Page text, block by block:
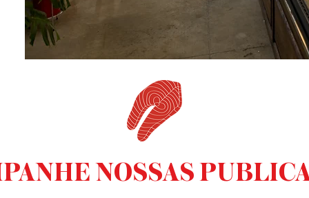
NOSSAS